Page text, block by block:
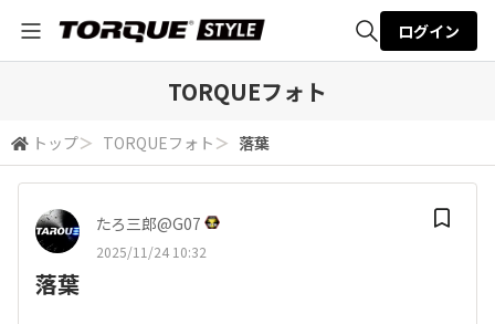
検索
ログイン
TORQUEフォト
トップ＞ TORQUEフォト ＞ 落葉
たろ三郎@G07
2025/11/24 10:32
落葉